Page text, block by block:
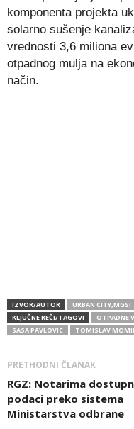
komponenta projekta
solarno sušenje
vrednosti 3,6 miliona
otpadnog mulja na
način.
IZVOR/AUTOR
URBAN CITY,MGSI
KLJUČNE REČI/TAGOVI
OTPADNE
SASA PAVLOVIC
TOMISLAV
PRETHODNI ČLANAK
RGZ: Notarima
podaci preko sistema
Ministarstva odbrane